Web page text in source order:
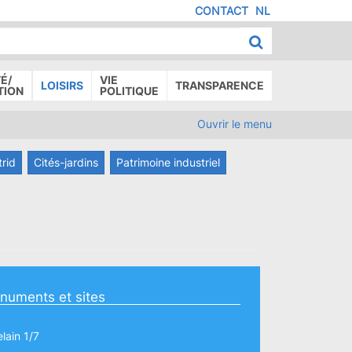
NL
CONTACT
LOISIRS
VIE
POLITIQUE
TRANSPARENCE
Ouvrir le menu
Cités-jardins Patrimoine industriel
et sites
1/7